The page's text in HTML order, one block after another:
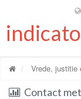
Vrede, justitie
Contact